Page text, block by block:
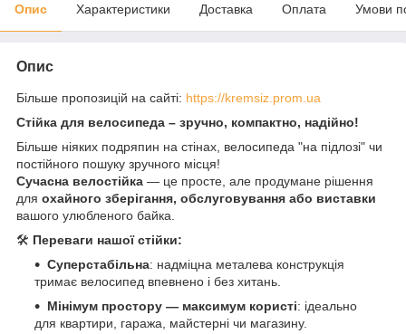
Опис Характеристики Доставка Оплата Умови
Опис
Більше пропозицій на сайті: https://kremsiz.prom.ua
Стійка для велосипеда – зручно, компактно, надійно!
Більше ніяких подряпин на стінах, велосипеда "на підлозі" чи
постійного пошуку зручного місця!
Сучасна велостійка — це просте, але продумане рішення
для охайного зберігання, обслуговування або виставки
вашого улюбленого байка.
🛠 Переваги нашої стійки:
Суперстабільна: надміцна металева конструкція
тримає велосипед впевнено і без хитань.
Мінімум простору — максимум користі: ідеально
для квартири, гаража, майстерні чи магазину.